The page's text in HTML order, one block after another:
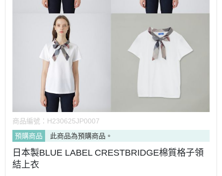
商品編號： H230625JP0007
預購商品
此商品為預購商品。
日本製BLUE LABEL CRESTBRIDGE棉質格子領
結上衣